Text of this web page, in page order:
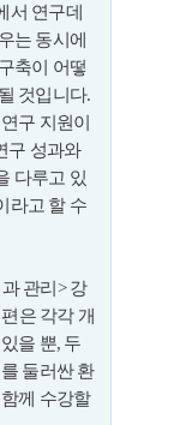
서 연구데
는 동시에
축이 어떻
것입니다.
구 지원이
구 성과와
다루고 있
라고 할 수
관리> 강
은 각각 개
을 뿐, 두
둘러싼 환
께 수강할